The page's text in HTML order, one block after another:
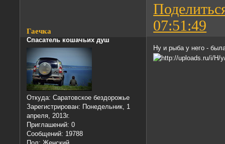
07:51:49
Гаечка
Спасатель кошачьих душ
Откуда: Саратовское бездорожье
Зарегистрирован: Понедельник, 1
апреля, 2013г.
Приглашений: 0
Сообщений: 19788
Ну и рыба у него -